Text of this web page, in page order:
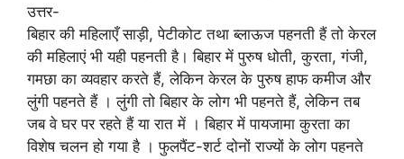
उत्तर-
बिहार की महिलाएँ साड़ी, पेटीकोट तथा ब्लाऊज पहनती हैं तो केरल
की महिलाएं भी यही पहनती है। बिहार में पुरुष धोती, कुरता, गंजी,
गमछा का व्यवहार करते हैं, लेकिन केरल के पुरुष हाफ कमीज और
लुंगी पहनते हैं । लुंगी तो बिहार के लोग भी पहनते हैं, लेकिन तब
जब वे घर पर रहते हैं या रात में । बिहार में पायजामा कुरता का
विशेष चलन हो गया है । फुलपैंट-शर्ट दोनों राज्यों के लोग पहनते